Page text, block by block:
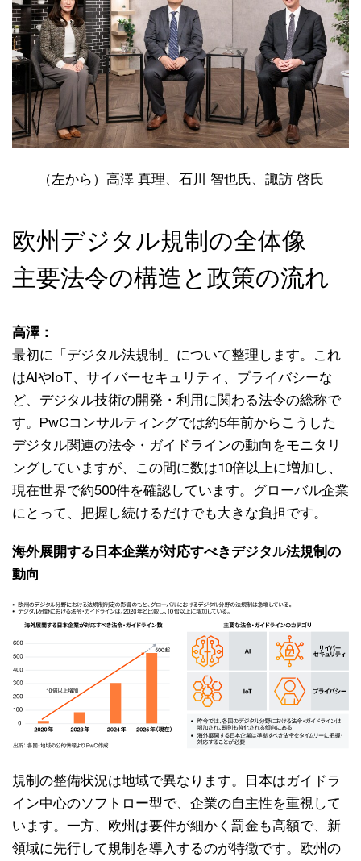
（左から）高澤 真理、石川 智也氏、諏訪 啓氏
欧州デジタル規制の全体像
主要法令の構造と政策の流れ
高澤：
最初に「デジタル法規制」について整理します。これ
はAIやIoT、サイバーセキュリティ、プライバシーな
ど、デジタル技術の開発・利用に関わる法令の総称で
す。PwCコンサルティングでは約5年前からこうした
デジタル関連の法令・ガイドラインの動向をモニタリ
ングしていますが、この間に数は10倍以上に増加し、
現在世界で約500件を確認しています。グローバル企業
にとって、把握し続けるだけでも大きな負担です。
海外展開する日本企業が対応すべきデジタル法規制の
動向
規制の整備状況は地域で異なります。日本はガイドラ
イン中心のソフトロー型で、企業の自主性を重視して
います。一方、欧州は要件が細かく罰金も高額で、新
領域に先行して規制を導入するのが特徴です。欧州の